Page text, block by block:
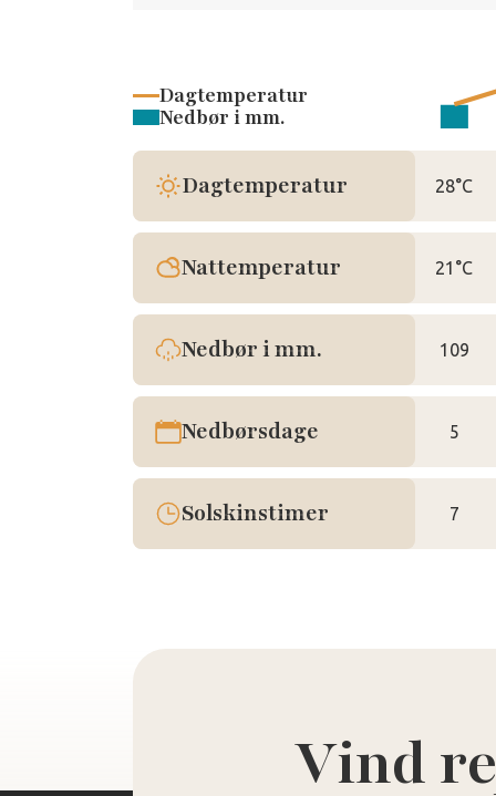
Dagtemperatur
Nedbør i mm.
Dagtemperatur 28°C
Nattemperatur 21°C
Nedbør i mm. 109
Nedbørsdage 5
Solskinstimer 7
Vind